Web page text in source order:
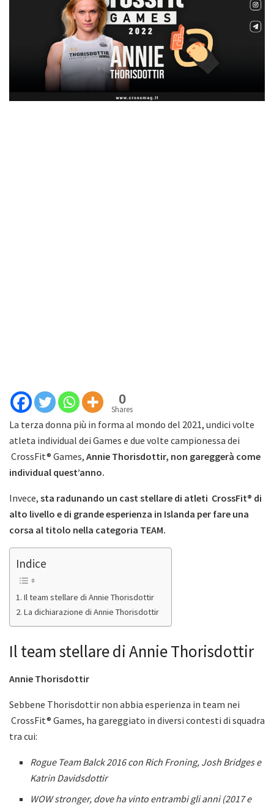
0
Shares
La terza donna più in forma al mondo del 2021, undici volte
atleta individual dei Games e due volte campionessa dei
CrossFit® Games, Annie Thorisdottir, non gareggerà come
individual quest’anno.
Invece, sta radunando un cast stellare di atleti CrossFit® di
alto livello e di grande esperienza in Islanda per fare una
corsa al titolo nella categoria TEAM.
Indice
Il team stellare di Annie Thorisdottir
La dichiarazione di Annie Thorisdottir
Il team stellare di Annie Thorisdottir
Annie Thorisdottir
Sebbene Thorisdottir non abbia esperienza in team nei
CrossFit® Games, ha gareggiato in diversi contesti di squadra
tra cui:
Rogue Team Balck 2016 con Rich Froning, Josh Bridges e
Katrin Davidsdottir
WOW stronger, dove ha vinto entrambi gli anni (2017 e